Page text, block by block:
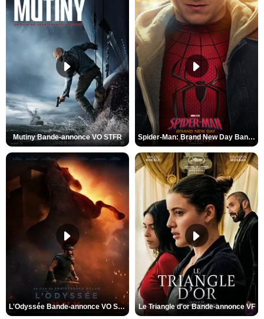
Mutiny Bande-annonce VO STFR Spider-Man: Brand New Day Bande-annonce VO STFR
L'Odyssée Bande-annonce VO STFR Le Triangle d'or Bande-annonce VF